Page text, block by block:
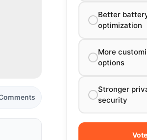
Better
optimization
More
options
Stronger
security